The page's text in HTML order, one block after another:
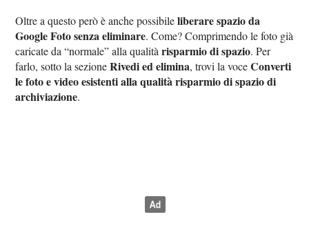
Oltre a questo però è anche possibileliberare spazio da
Google Foto senza eliminare. Come? Comprimendo le foto già
caricate da “normale” alla qualitàrisparmio di spazio. Per
farlo, sotto la sezioneRivedi ed elimina, trovi la voceConverti
le foto e video esistenti alla qualità risparmio di spazio di
archiviazione.